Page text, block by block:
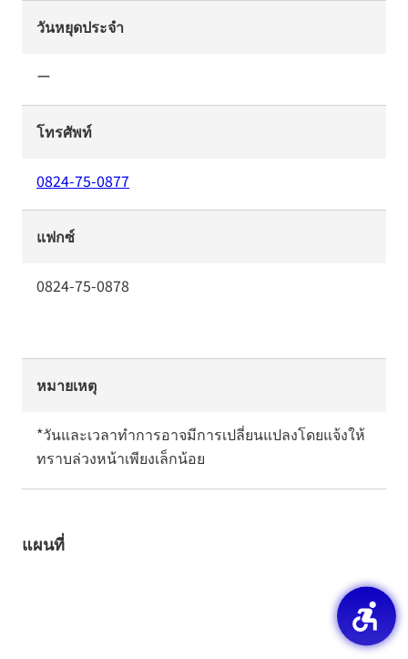
วันหยุดประจำ
ー
โทรศัพท์
0824-75-0877
แฟกซ์
0824-75-0878
หมายเหตุ
*วันและเวลาทำการอาจมีการเปลี่ยนแปลงโดยแจ้งให้
ทราบล่วงหน้าเพียงเล็กน้อย
แผนที่